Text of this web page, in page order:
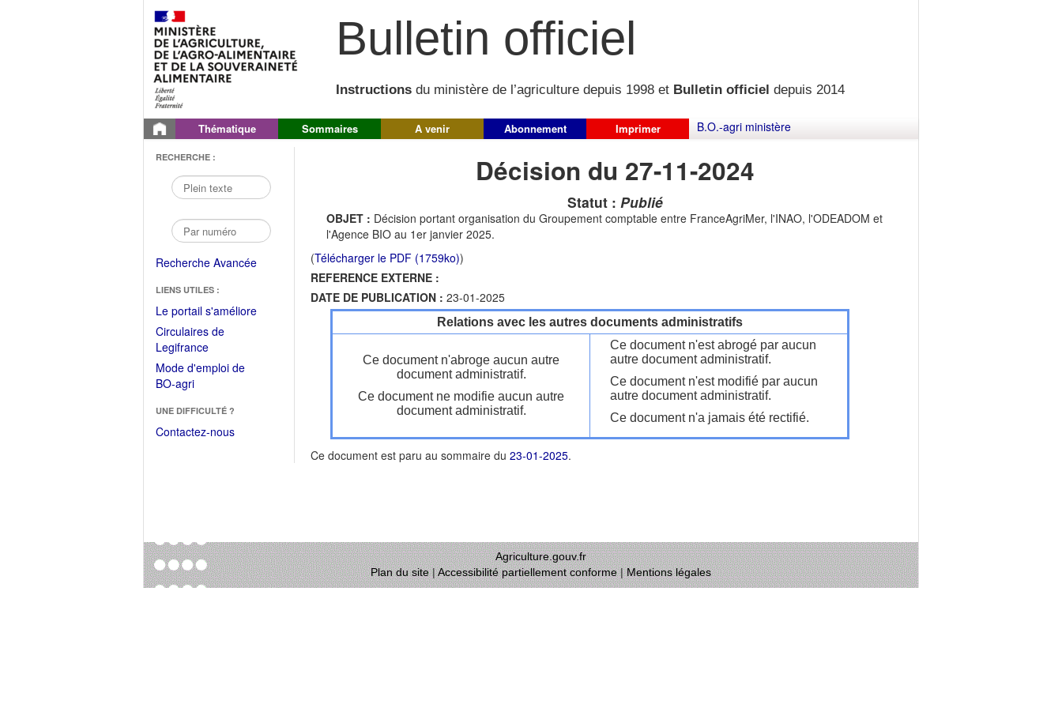
Bulletin officiel
Instructions du ministère de l’agriculture depuis 1998 et Bulletin officiel depuis 2014
Thématique Sommaires A venir Abonnement Imprimer B.O.-agri ministère
RECHERCHE :
Recherche Avancée
LIENS UTILES :
Le portail s'améliore(Fichier
Circulaires de
Legifrance(Ouvrir
dans
une
fenêtre)
Mode d'emploi de
BO-agri(Ouvrir
une
nouvelle
UNE DIFFICULTÉ ?
Contactez-nous
Décision du 27-11-2024
Statut : Publié
OBJET : Décision portant organisation du Groupement comptable entre FranceAgriMer, l'INAO, l'ODEADOM et
l'Agence BIO au 1er janvier 2025.
(Télécharger le PDF (1759ko))
REFERENCE EXTERNE :
DATE DE PUBLICATION : 23-01-2025
Relations avec les autres documents administratifs
Ce document n'abroge aucun autre
document administratif.
Ce document ne modifie aucun autre
document administratif.
Ce document n'est abrogé par aucun
autre document administratif.
Ce document n'est modifié par aucun
autre document administratif.
Ce document n'a jamais été rectifié.
Ce document est paru au sommaire du 23-01-2025.
Agriculture.gouv.fr
Plan du site|Accessibilité partiellement conforme|Mentions légales